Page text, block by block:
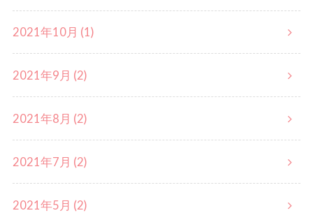
2021年10月 (1)
2021年9月 (2)
2021年8月 (2)
2021年7月 (2)
2021年5月 (2)